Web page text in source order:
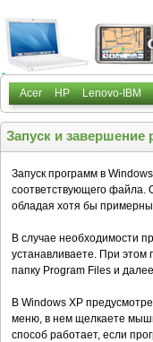
Acer HP Lenovo-IBM
Запуск и
Запуск программ в
соответствующего файла.
обладая хотя бы
В случае необходимости
устанавливаете. При этом
папку Program Files и
В Windows ХР
меню, в нем щелкаете
способ работает, если